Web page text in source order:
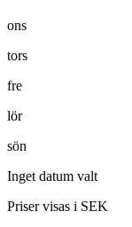
ons
tors
fre
lör
sön
Inget datum valt
Priser visas i SEK